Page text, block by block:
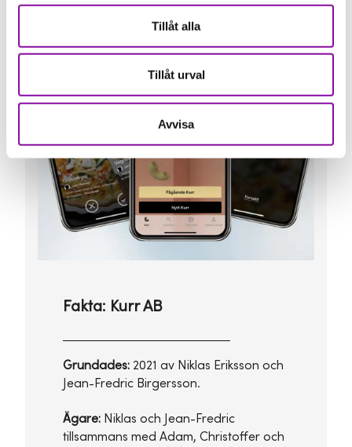
Tillåt alla
Tillåt urval
Avvisa
Fakta: Kurr AB
Grundades: 2021 av Niklas Eriksson och
Jean-Fredric Birgersson.
Ägare: Niklas och Jean-Fredric
tillsammans med Adam, Christoffer och